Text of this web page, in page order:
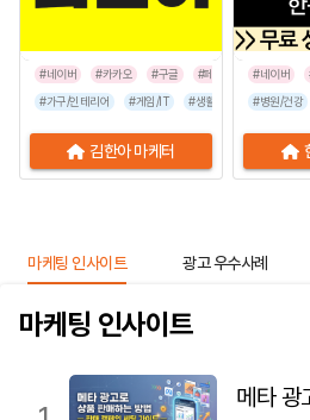
#네이버 #카카오 #구글 #페이스북 #인스타
#가구/인테리어
#게임/IT #생활/리빙 #공공기관
김한아 마케터
#네이버
#병원/건강
마케팅 인사이트 광고 우수사례
마케팅 인사이트